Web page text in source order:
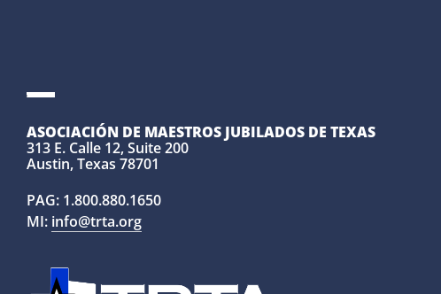
ASOCIACIÓN DE MAESTROS JUBILADOS DE TEXAS
313 E. Calle 12, Suite 200
Austin, Texas 78701
PAG: 1.800.880.1650
MI: info@trta.org